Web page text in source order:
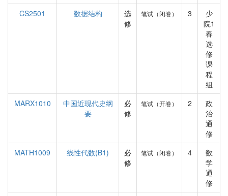
CS2501
数据结构
选
修
笔试（闭卷） 3
少
院1
春
选
修
课
程
组
MARX1010
中国近现代史纲
要
必
修
笔试（开卷） 2
政
治
通
修
MATH1009
线性代数(B1)
必
修
笔试（闭卷） 4
数
学
通
修